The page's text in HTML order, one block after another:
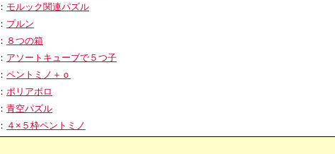
モルック関連パズル
プルン
８つの箱
アソートキューブで５つ子
ペントミノ＋ｏ
ポリアボロ
青空パズル
４×５枠ペントミノ